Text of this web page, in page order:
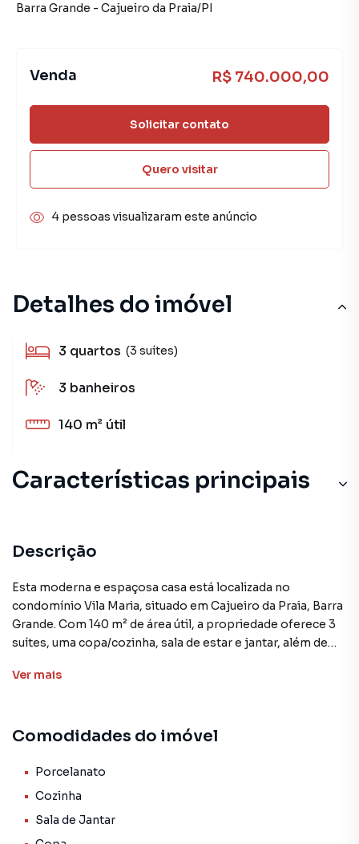
Detalhes do imóvel
3 quartos (3 suítes)
3 banheiros
140 m² útil
Características principais
Descrição
Esta moderna e espaçosa casa está localizada no
condomínio Vila Maria, situado em Cajueiro da Praia, Barra
Grande. Com 140 m² de área útil, a propriedade oferece 3
suítes, uma copa/cozinha, sala de estar e jantar, além de
e praticidade. O condomínio, por sua vez, possui diversas
para adultos e crianças, quadra poliesportiva, portaria 24h
e salão gourmet com churrasqueira.
A localização privilegiada da propriedade permite fácil
Ver mais
Comodidades do imóvel
Porcelanato
Cozinha
Sala de Jantar
Barra Grande - Cajueiro da Praia/PI
Venda R$ 740.000,00
Solicitar contato
Quero visitar
4 pessoas visualizaram este anúncio